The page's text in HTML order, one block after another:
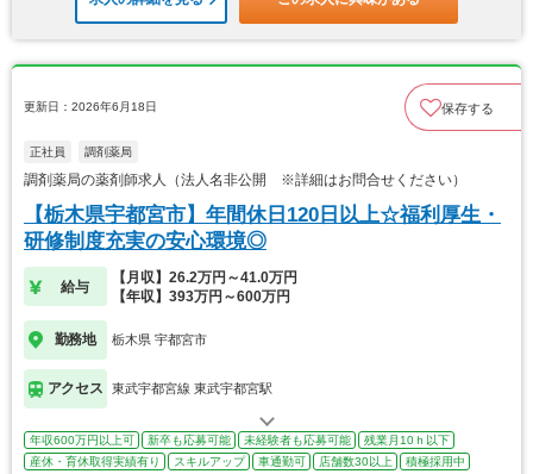
更新日：2026年6月18日 保存する
正社員 調剤薬局
調剤薬局の薬剤師求人（法人名非公開 ※詳細はお問合せください）
【栃木県宇都宮市】年間休日120日以上☆福利厚生・
研修制度充実の安心環境◎
給与
【月収】26.2万円～41.0万円
【年収】393万円～600万円
勤務地 栃木県 宇都宮市
アクセス 東武宇都宮線 東武宇都宮駅
年収600万円以上可 新卒も応募可能 未経験者も応募可能
残業月10ｈ以下
産休・育休取得実績有り
スキルアップ 車通勤可 店舗数30以上
積極採用中